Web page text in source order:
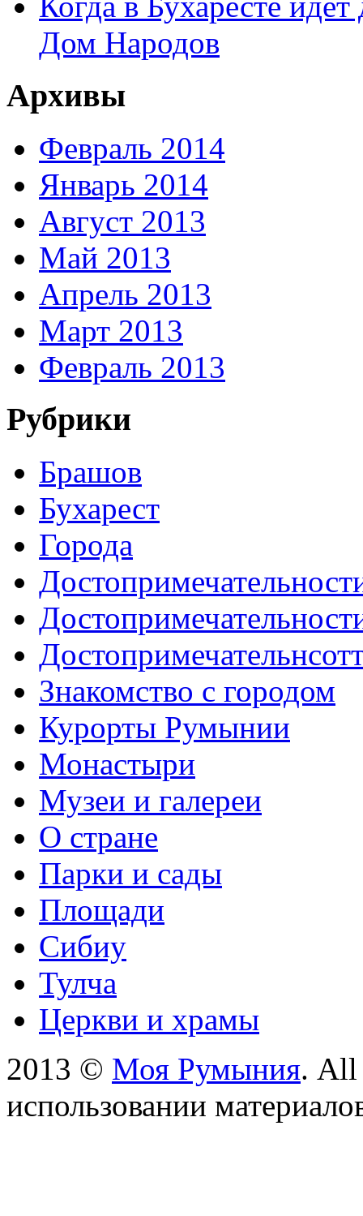
Дом Народов
Архивы
Февраль 2014
Январь 2014
Август 2013
Май 2013
Апрель 2013
Март 2013
Февраль 2013
Рубрики
Брашов
Бухарест
Города
Знакомство с городом
Курорты Румынии
Монастыри
Музеи и галереи
О стране
Парки и сады
Площади
Сибиу
Тулча
Церкви и храмы
2013 © Моя Румыния. All
использовании